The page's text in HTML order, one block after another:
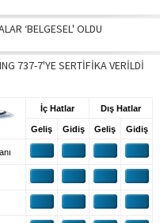
‘BELGESEL' OLDU
737-7'YE SERTİFİKA VERİLDİ
İç Hatlar Dış Hatlar
Geliş Gidiş Geliş Gidiş